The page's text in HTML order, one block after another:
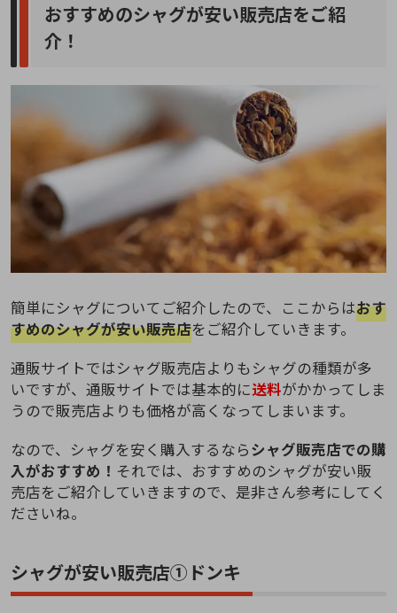
おすすめのシャグが安い販売店をご紹
介！
簡単にシャグについてご紹介したので、ここからはおす
すめのシャグが安い販売店をご紹介していきます。
通販サイトではシャグ販売店よりもシャグの種類が多
いですが、通販サイトでは基本的に送料がかかってしま
うので販売店よりも価格が高くなってしまいます。
なので、シャグを安く購入するならシャグ販売店での購
入がおすすめ！ それでは、おすすめのシャグが安い販
売店をご紹介していきますので、是非さん参考にしてく
ださいね。
シャグが安い販売店①ドンキ